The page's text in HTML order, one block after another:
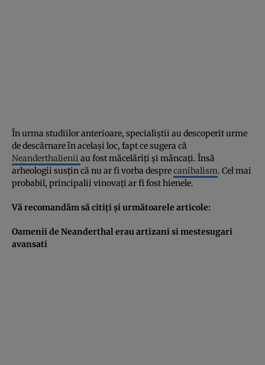
În urma studiilor anterioare, specialiştii au descoperit urme
de descărnare în acelaşi loc, fapt ce sugera că
Neanderthalienii au fost măcelăriţi şi mâncaţi. Însă
arheologii susţin că nu ar fi vorba desprecanibalism. Cel mai
probabil, principalii vinovaţi ar fi fost hienele.
Vă recomandăm să citiţi şi următoarele articole:
Oamenii de Neanderthal erau artizani si mestesugari
avansati